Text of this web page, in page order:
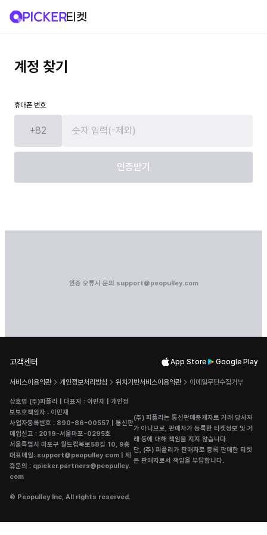
계정 찾기
휴대폰 번호
+82
인증받기
인증 오류시 문의 support@peopulley.com
고객센터 App Store Google Play
서비스이용약관 개인정보처리방침 위치기반서비스이용약관 이메일무단수집거부
상호명 (주)피플리 | 대표자 : 이민재 | 개인정
보보호책임자 : 이민재
사업자등록번호 : 890-86-00557 | 통신판
매업신고 : 2019-서울마포-0295호
서울특별시 마포구 월드컵북로58길 10, 9층
대표메일: support@peopulley.com | 제
휴문의 : qpicker.partners@peopulley.
com
(주) 피플리는 통신판매중개자로 거래 당사자
가 아니므로, 판매자가 등록한 티켓정보 및 거
래 등에 대해 책임을 지지 않습니다.
단, (주) 피플리가 판매자로 등록 판매한 티켓
은 판매자로서 책임을 부담합니다.
© Peopulley Inc, All rights reserved.